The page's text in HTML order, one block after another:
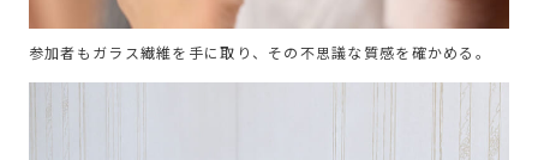
参加者もガラス繊維を手に取り、その不思議な質感を確かめる。